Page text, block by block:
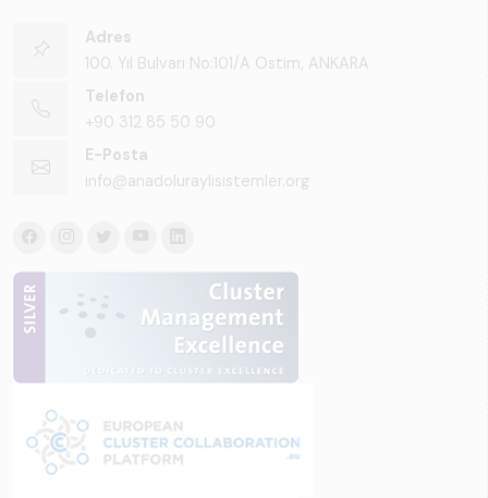
Adres
100. Yıl Bulvarı No:101/A Ostim, ANKARA
Telefon
+90 312 85 50 90
E-Posta
info@anadoluraylisistemler.org